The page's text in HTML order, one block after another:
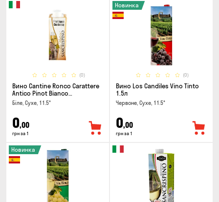
(0)
Вино Cantine Ronco Carattere
Antico Pinot Bianco
Chardonnay Rubicone IGT 0.25л
Біле, Сухе, 11.5°
0,00
грн за 1
(0)
Новинка
Вино Los Candiles Vino Tinto
1.5л
Червоне, Сухе, 11.5°
0,00
грн за 1
Новинка